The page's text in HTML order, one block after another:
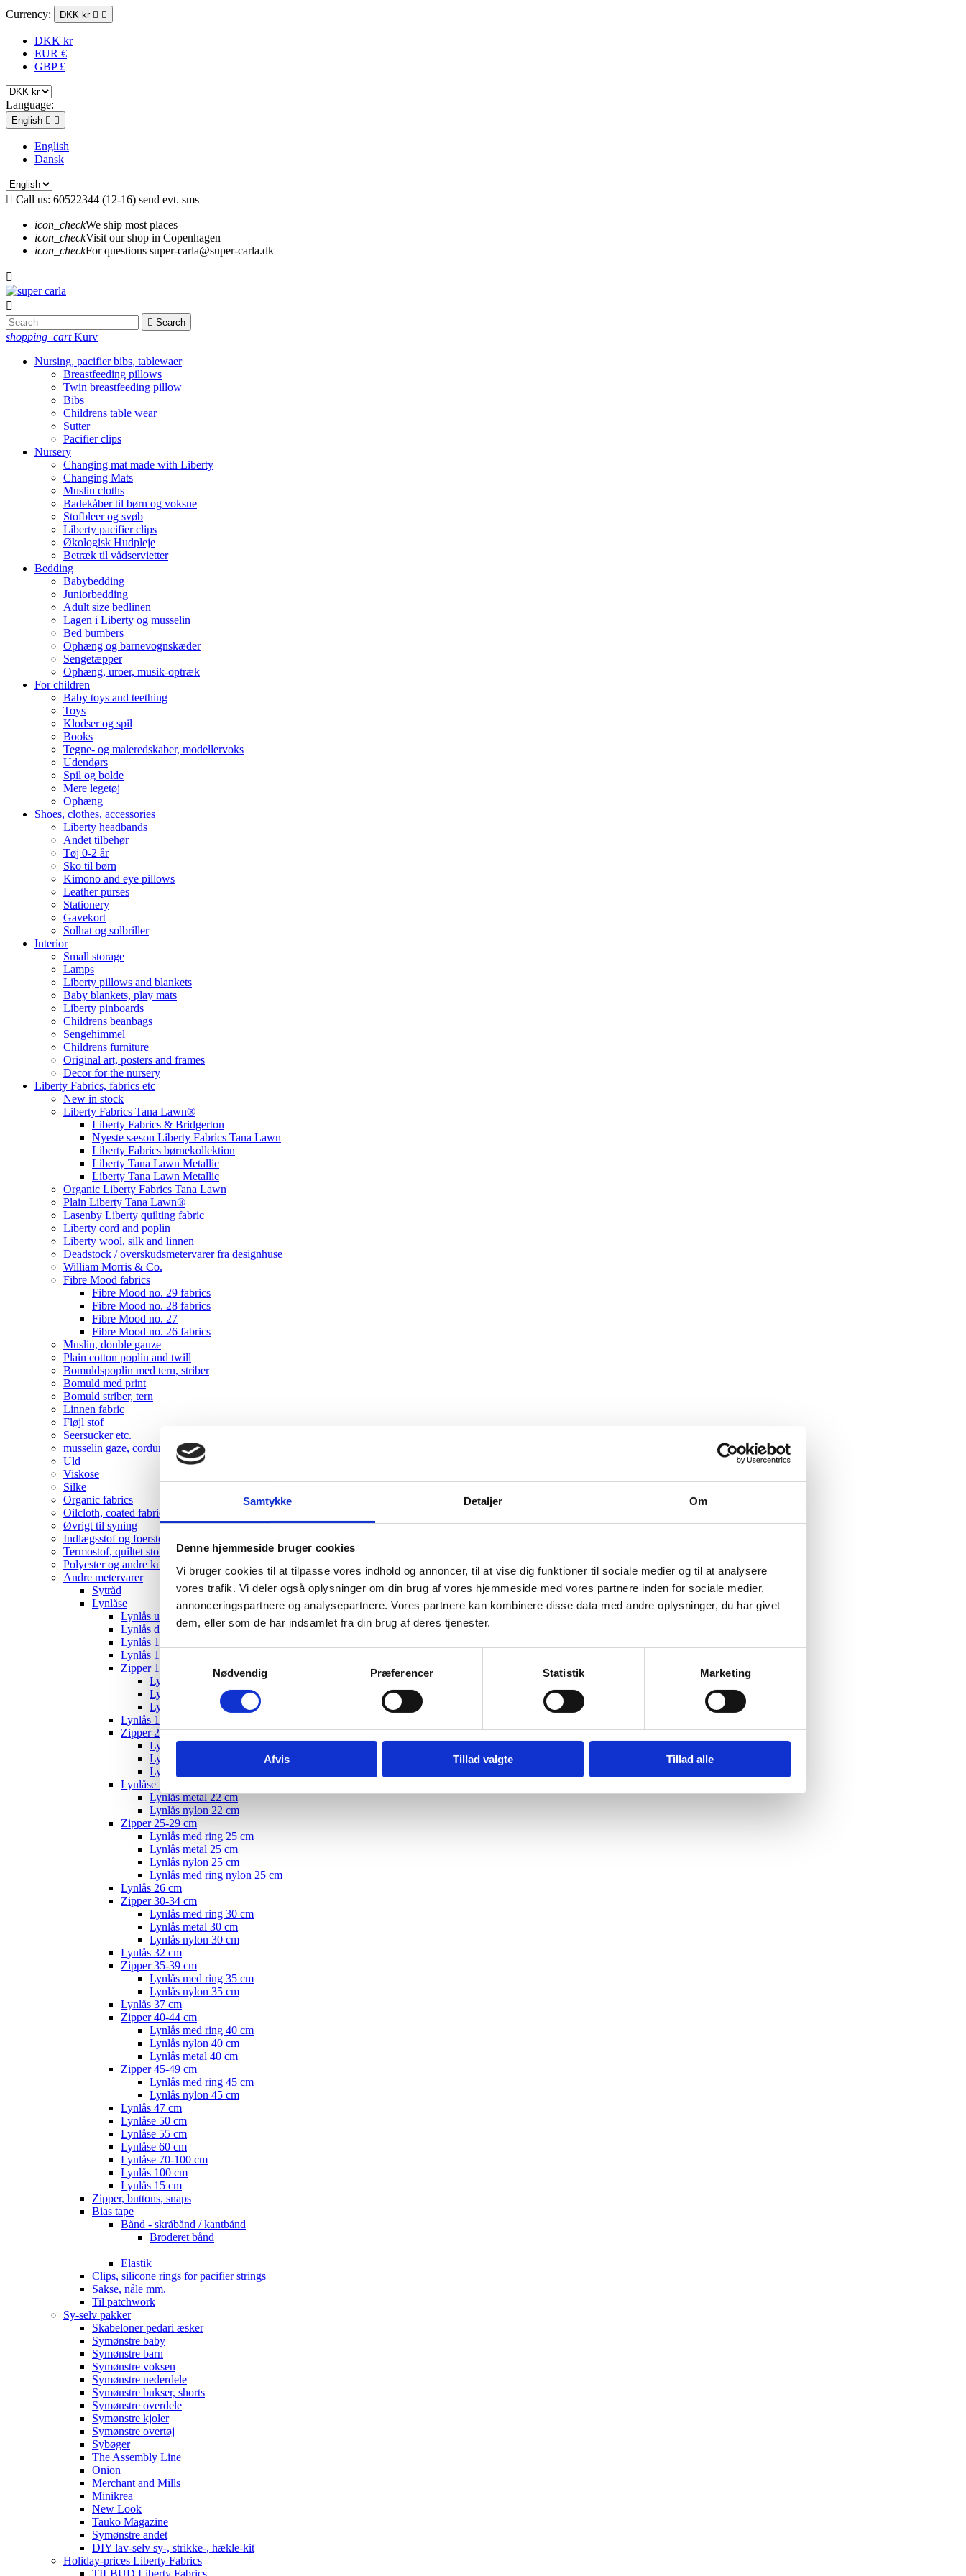
Samtykke Detaljer Om
Denne hjemmeside bruger cookies
Vi bruger cookies til at tilpasse vores indhold og annoncer, til at vise dig funktioner til sociale medier og til at analysere
vores trafik. Vi deler også oplysninger om din brug af vores hjemmeside med vores partnere inden for sociale medier,
annonceringspartnere og analysepartnere. Vores partnere kan kombinere disse data med andre oplysninger, du har givet
dem, eller som de har indsamlet fra din brug af deres tjenester.
Nødvendig
Præferencer Statistik Marketing
Afvis Tillad valgte Tillad alle
Currency: DKK kr  
DKK kr
EUR €
GBP £
Language:
English  
English
Dansk
 Call us: 60522344 (12-16) send evt. sms
icon_checkWe ship most places
icon_checkVisit our shop in Copenhagen
icon_checkFor questions super-carla@super-carla.dk


 Search
shopping_cart Kurv
Nursing, pacifier bibs, tablewaer
Breastfeeding pillows
Twin breastfeeding pillow
Bibs
Childrens table wear
Sutter
Pacifier clips
Nursery
Changing mat made with Liberty
Changing Mats
Muslin cloths
Badekåber til børn og voksne
Stofbleer og svøb
Liberty pacifier clips
Økologisk Hudpleje
Betræk til vådservietter
Bedding
Babybedding
Juniorbedding
Adult size bedlinen
Lagen i Liberty og musselin
Bed bumbers
Ophæng og barnevognskæder
Sengetæpper
Ophæng, uroer, musik-optræk
For children
Baby toys and teething
Toys
Klodser og spil
Books
Tegne- og maleredskaber, modellervoks
Udendørs
Spil og bolde
Mere legetøj
Ophæng
Shoes, clothes, accessories
Liberty headbands
Andet tilbehør
Tøj 0-2 år
Sko til børn
Kimono and eye pillows
Leather purses
Stationery
Gavekort
Solhat og solbriller
Interior
Small storage
Lamps
Liberty pillows and blankets
Baby blankets, play mats
Liberty pinboards
Childrens beanbags
Sengehimmel
Childrens furniture
Original art, posters and frames
Decor for the nursery
Liberty Fabrics, fabrics etc
New in stock
Liberty Fabrics Tana Lawn®
Liberty Fabrics & Bridgerton
Nyeste sæson Liberty Fabrics Tana Lawn
Liberty Fabrics børnekollektion
Liberty Tana Lawn Metallic
Liberty Tana Lawn Metallic
Organic Liberty Fabrics Tana Lawn
Plain Liberty Tana Lawn®
Lasenby Liberty quilting fabric
Liberty cord and poplin
Liberty wool, silk and linnen
Deadstock / overskudsmetervarer fra designhuse
William Morris & Co.
Fibre Mood fabrics
Fibre Mood no. 29 fabrics
Fibre Mood no. 28 fabrics
Fibre Mood no. 27
Fibre Mood no. 26 fabrics
Muslin, double gauze
Plain cotton poplin and twill
Bomuldspoplin med tern, striber
Bomuld med print
Bomuld striber, tern
Linnen fabric
Fløjl stof
Seersucker etc.
musselin gaze, corduroy , velvet
Uld
Viskose
Silke
Organic fabrics
Oilcloth, coated fabrics
Øvrigt til syning
Indlægsstof og foerstof
Termostof, quiltet stof
Polyester og andre kunststoffer
Andre metervarer
Sytråd
Lynlåse
Lynlås usynlig
Lynlås delbar
Lynlås 12 cm
Lynlås 15 cm
Zipper 10-19 cm
Lynlås med ring - 18 cm
Lynlås nylon 18 cm
Lynlås metal 22 cm
Lynlås 19 cm
Zipper 20-24 cm
Lynlås med ring 20 cm
Lynlås metal 20 cm
Lynlås nylon 20 cm
Lynlåse 22 cm
Lynlås metal 22 cm
Lynlås nylon 22 cm
Zipper 25-29 cm
Lynlås med ring 25 cm
Lynlås metal 25 cm
Lynlås nylon 25 cm
Lynlås med ring nylon 25 cm
Lynlås 26 cm
Zipper 30-34 cm
Lynlås med ring 30 cm
Lynlås metal 30 cm
Lynlås nylon 30 cm
Lynlås 32 cm
Zipper 35-39 cm
Lynlås med ring 35 cm
Lynlås nylon 35 cm
Lynlås 37 cm
Zipper 40-44 cm
Lynlås med ring 40 cm
Lynlås nylon 40 cm
Lynlås metal 40 cm
Zipper 45-49 cm
Lynlås med ring 45 cm
Lynlås nylon 45 cm
Lynlås 47 cm
Lynlåse 50 cm
Lynlåse 55 cm
Lynlåse 60 cm
Lynlåse 70-100 cm
Lynlås 100 cm
Lynlås 15 cm
Zipper, buttons, snaps
Bias tape
Bånd - skråbånd / kantbånd
Broderet bånd
Elastik
Clips, silicone rings for pacifier strings
Sakse, nåle mm.
Til patchwork
Sy-selv pakker
Skabeloner pedari æsker
Symønstre baby
Symønstre barn
Symønstre voksen
Symønstre nederdele
Symønstre bukser, shorts
Symønstre overdele
Symønstre kjoler
Symønstre overtøj
Sybøger
The Assembly Line
Onion
Merchant and Mills
Minikrea
New Look
Tauko Magazine
Symønstre andet
DIY lav-selv sy-, strikke-, hækle-kit
Holiday-prices Liberty Fabrics
TILBUD Liberty Fabrics